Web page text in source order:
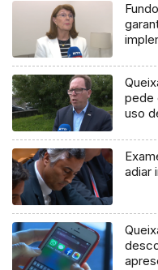
pede
uso
adiar